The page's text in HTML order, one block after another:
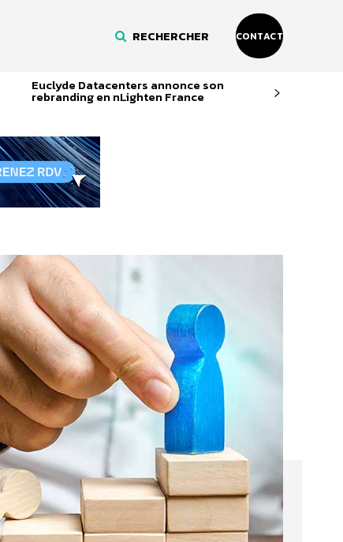
RECHERCHER CONTACT
Euclyde Datacenters annonce son
rebranding en nLighten France